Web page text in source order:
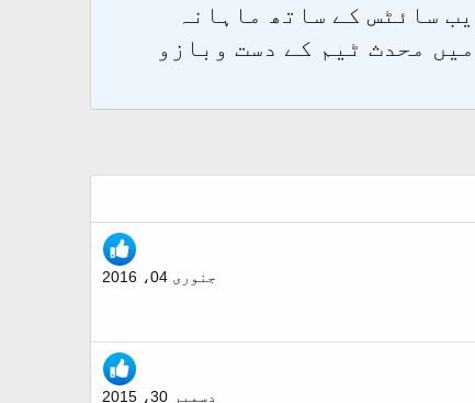
سائٹس کے ساتھ ماہانہ
محدث ٹیم کے دست وبازو
جنوری 04، 2016
دسمبر 30، 2015